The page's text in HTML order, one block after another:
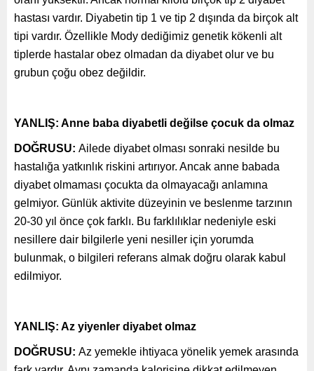
hastası vardır. Diyabetin tip 1 ve tip 2 dışında da birçok alt
tipi vardır. Özellikle Mody dediğimiz genetik kökenli alt
tiplerde hastalar obez olmadan da diyabet olur ve bu
grubun çoğu obez değildir.
YANLIŞ: Anne baba diyabetli değilse çocuk da olmaz
DOĞRUSU: Ailede diyabet olması sonraki nesilde bu
hastalığa yatkınlık riskini artırıyor. Ancak anne babada
diyabet olmaması çocukta da olmayacağı anlamına
gelmiyor. Günlük aktivite düzeyinin ve beslenme tarzının
20-30 yıl önce çok farklı. Bu farklılıklar nedeniyle eski
nesillere dair bilgilerle yeni nesiller için yorumda
bulunmak, o bilgileri referans almak doğru olarak kabul
edilmiyor.
YANLIŞ: Az yiyenler diyabet olmaz
DOĞRUSU: Az yemekle ihtiyaca yönelik yemek arasında